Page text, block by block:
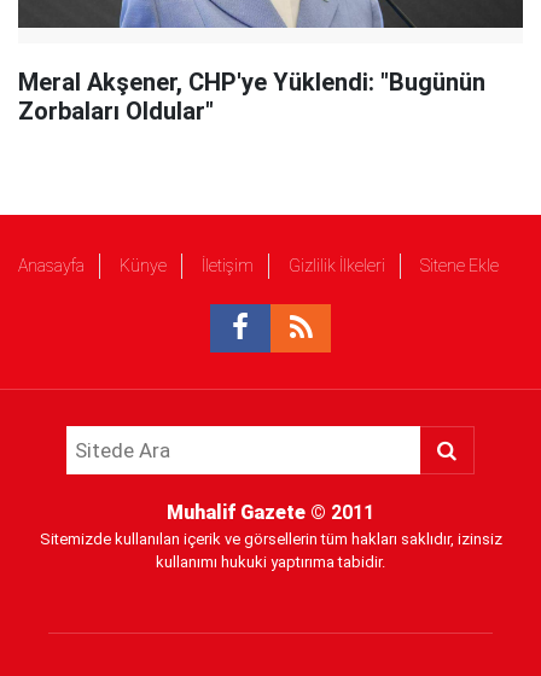
Meral Akşener, CHP'ye Yüklendi: "Bugünün
Zorbaları Oldular"
Anasayfa Künye İletişim Gizlilik İlkeleri Sitene Ekle
Muhalif Gazete © 2011
Sitemizde kullanılan içerik ve görsellerin tüm hakları saklıdır, izinsiz
kullanımı hukuki yaptırıma tabidir.